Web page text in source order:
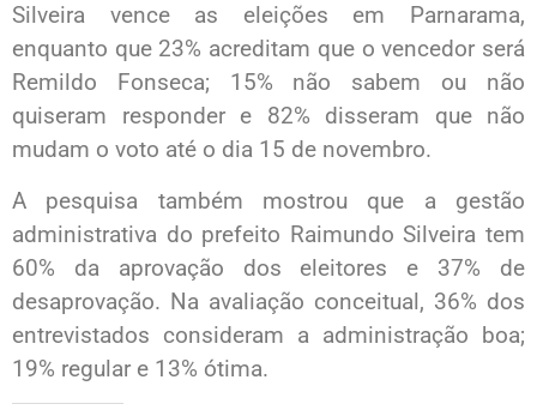
Silveira vence as eleições em Parnarama,
enquanto que 23% acreditam que o vencedor será
Remildo Fonseca; 15% não sabem ou não
quiseram responder e 82% disseram que não
mudam o voto até o dia 15 de novembro.
A pesquisa também mostrou que a gestão
administrativa do prefeito Raimundo Silveira tem
60% da aprovação dos eleitores e 37% de
desaprovação. Na avaliação conceitual, 36% dos
entrevistados consideram a administração boa;
19% regular e 13% ótima.